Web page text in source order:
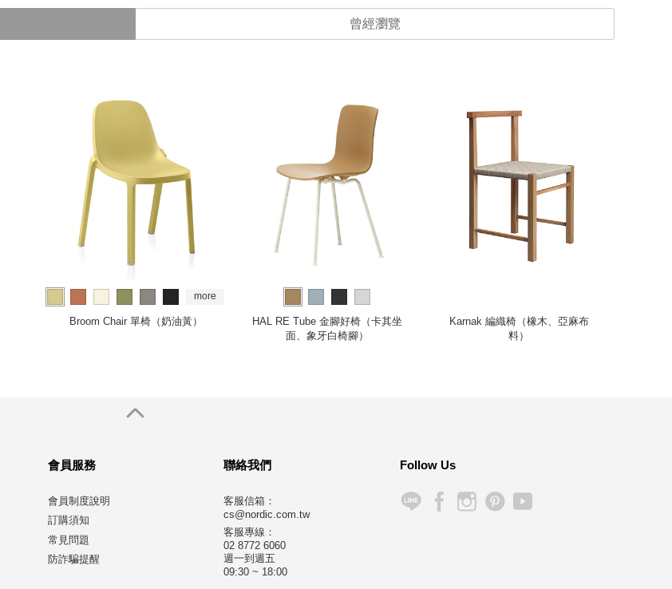
曾經瀏覽
more
Broom Chair 單椅（奶油黃）
HAL RE Tube 金腳好椅（卡其坐
面、象牙白椅腳）
Karnak 編織椅（橡木、亞麻布
料）
會員服務
會員制度說明
訂購須知
常見問題
防詐騙提醒
聯絡我們
客服信箱：
cs@nordic.com.tw
客服專線：
02 8772 6060
週一到週五
09:30 ~ 18:00
Follow Us